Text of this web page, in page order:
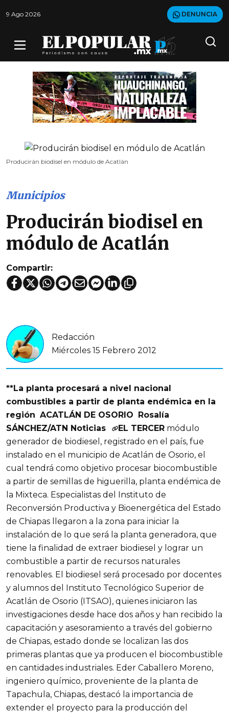
9 Ago 2026 DENUNCIA
Producirán biodisel en módulo de Acatlán
Municipios
Producirán biodisel en
módulo de Acatlán
Compartir:
Redacción
Miércoles 15 Febrero 2012
**La planta procesará a nivel nacional
combustibles a partir de planta endémica en la
región ACATLÁN DE OSORIO Rosalía
SÁNCHEZ/ATN Noticias
EL TERCER módulo
generador de biodiesel, registrado en el país, fue
instalado en el municipio de Acatlán de Osorio, el
cual tendrá como objetivo procesar biocombustible
a partir de semillas de higuerilla, planta endémica de
la Mixteca. Especialistas del Instituto de
Reconversión Productiva y Bioenergética del Estado
de Chiapas llegaron a la zona para iniciar la
instalación de lo que será la planta generadora, que
tiene la finalidad de extraer biodiesel y lograr un
combustible a partir de recursos naturales
renovables. El biodiesel será procesado por docentes
y alumnos del Instituto Tecnológico Superior de
Acatlán de Osorio (ITSAO), quienes iniciaron las
investigaciones desde hace dos años y han recibido la
capacitación y asesoramiento a través del gobierno
de Chiapas, estado donde se localizan las dos
primeras plantas que ya producen el biocombustible
en cantidades industriales. Eder Caballero Moreno,
ingeniero químico, proveniente de la planta de
Tapachula, Chiapas, destacó la importancia de
extender el proyecto para la producción del